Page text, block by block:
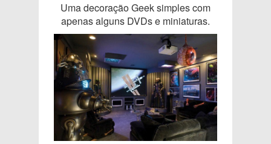
Uma decoração Geek simples com
apenas alguns DVDs e miniaturas.